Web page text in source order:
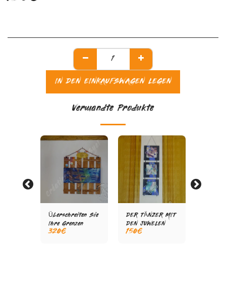
IN DEN EINKAUFSWAGEN LEGEN
Verwandte Produkte
Überschreiten Sie
Ihre Grenzen
320€
DER TÄNZER MIT
DEN JUWELEN
150€